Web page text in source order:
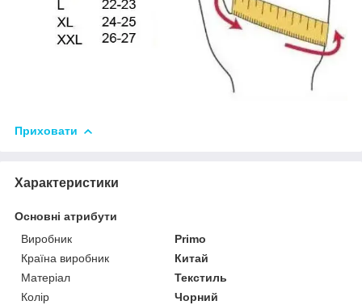
Приховати
Характеристики
Основні атрибути
Виробник
Primo
Країна виробник
Китай
Матеріал
Текстиль
Колір
Чорний